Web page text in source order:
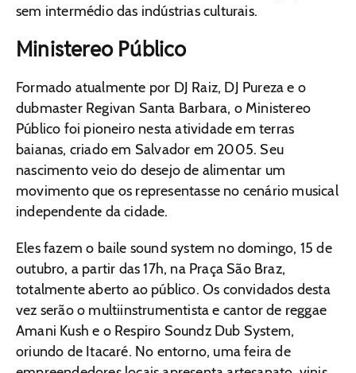
sem intermédio das indústrias culturais.
Ministereo Público
Formado atualmente por DJ Raiz, DJ Pureza e o
dubmaster Regivan Santa Barbara, o Ministereo
Público foi pioneiro nesta atividade em terras
baianas, criado em Salvador em 2005. Seu
nascimento veio do desejo de alimentar um
movimento que os representasse no cenário musical
independente da cidade.
Eles fazem o baile sound system no domingo, 15 de
outubro, a partir das 17h, na Praça São Braz,
totalmente aberto ao público. Os convidados desta
vez serão o multiinstrumentista e cantor de reggae
Amani Kush e o Respiro Soundz Dub System,
oriundo de Itacaré. No entorno, uma feira de